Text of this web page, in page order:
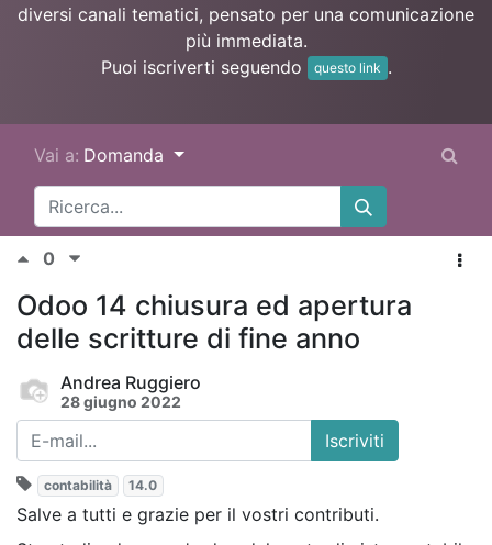
diversi canali tematici, pensato per una comunicazione
più immediata.
Puoi iscriverti seguendo
questo link .
Vai a: Domanda
0
Odoo 14 chiusura ed apertura
delle scritture di fine anno
Andrea Ruggiero
28 giugno 2022
Iscriviti
contabilità 14.0
Salve a tutti e grazie per il vostri contributi.